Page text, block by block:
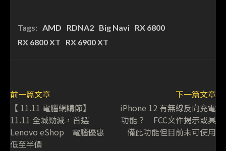
Tags: AMD RDNA2 Big Navi RX 6800
RX 6800 XT
RX 6900 XT
前一篇文章
【 11.11 電腦網購節】
11.11 全城勁減，首選
Lenovo eShop 電腦優惠
低至半價
下一篇文章
iPhone 12 有無線反向充電
功能？ FCC文件揭示或具
備此功能但目前未可使用